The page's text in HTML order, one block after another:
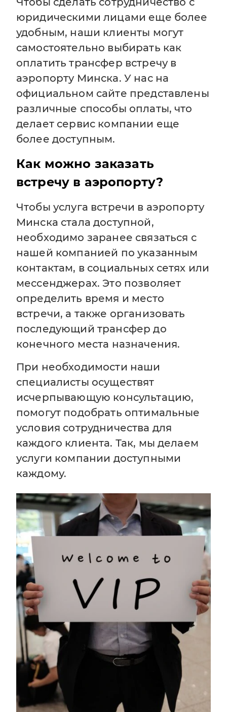
юридическими лицами еще более
удобным, наши клиенты могут
самостоятельно выбирать как
оплатить трансфер встречу в
аэропорту Минска. У нас на
официальном сайте представлены
различные способы оплаты, что
делает сервис компании еще
более доступным.
Как можно заказать
встречу в аэропорту?
Чтобы услуга встречи в аэропорту
Минска стала доступной,
необходимо заранее связаться с
нашей компанией по указанным
контактам, в социальных сетях или
мессенджерах. Это позволяет
определить время и место
встречи, а также организовать
последующий трансфер до
конечного места назначения.
При необходимости наши
специалисты осуществят
исчерпывающую консультацию,
помогут подобрать оптимальные
условия сотрудничества для
каждого клиента. Так, мы делаем
услуги компании доступными
каждому.